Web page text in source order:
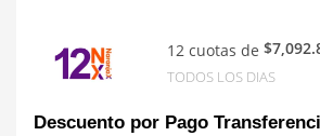
12 cuotas de
TODOS LOS DIAS
Descuento por Pago